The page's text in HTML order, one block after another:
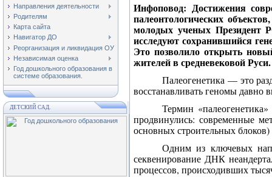
Направления деятельности
Родителям
Карта сайта
Навигатор ДО
Реорганизация и ликвидация ОУ
Независимая оценка
Год дошкольного образования в
системе образования.
ДЕТСКИЙ САД.
Инфоповод: Достижения
палеонтологических
молодых ученых Президент
исследуют сохранившийся
Это позволило открыть
жителей в средневековой Руси.
Палеогенетика — это
восстанавливать геномы
Термин
продвинулись: современные
основных строительных
Одним из ключевых
секвенирование ДНК
процессов, происходивших